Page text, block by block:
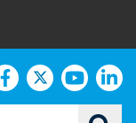
facebook
twitter
Cerca